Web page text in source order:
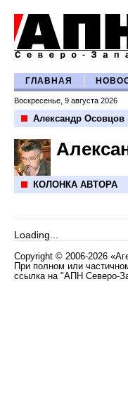
ГЛАВНАЯ
Воскресенье, 9 августа 2026
Александр Осовцов
КОЛОНКА АВТОРА
Loading...
Copyright © 2006-2026
При полном или
ссылка на "АПН Северо-